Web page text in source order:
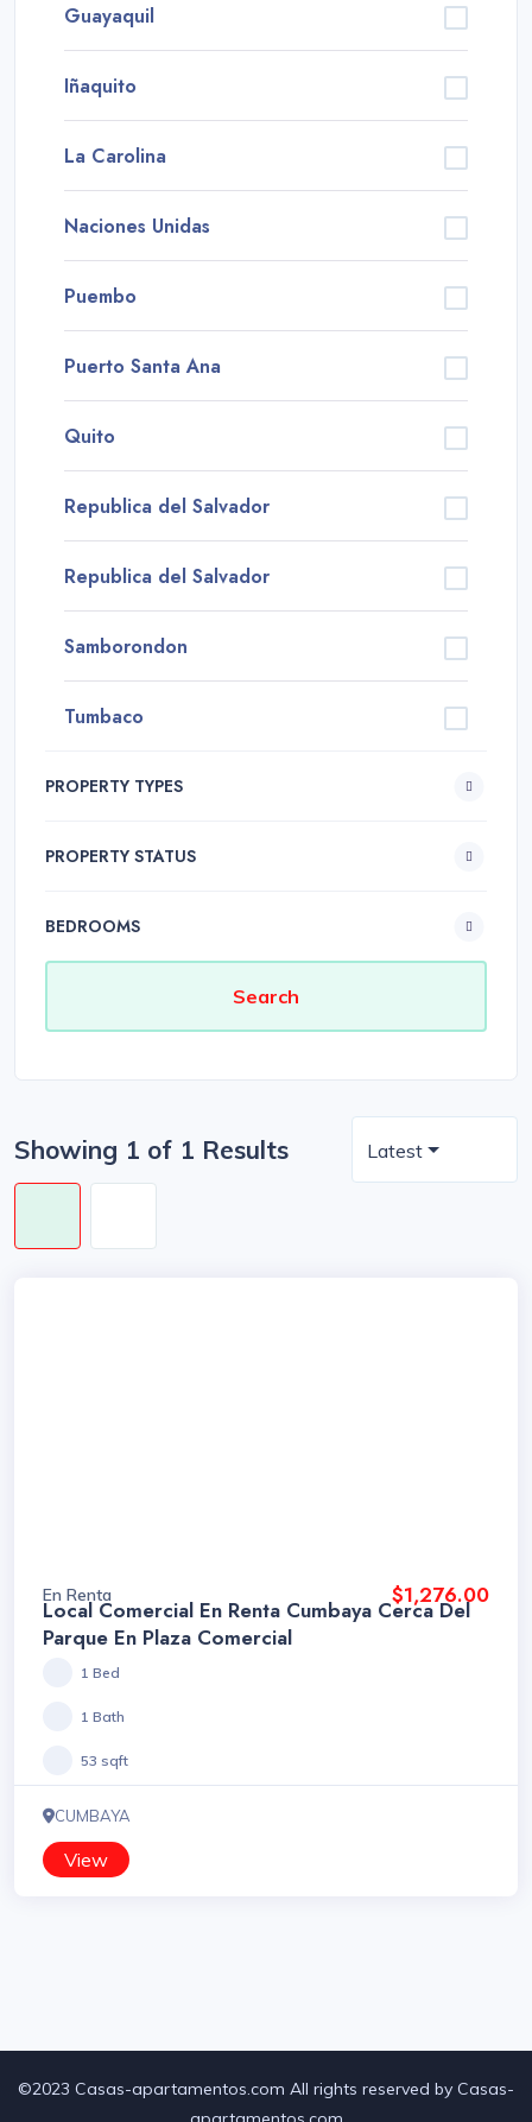
Guayaquil
Iñaquito
La Carolina
Naciones Unidas
Puembo
Puerto Santa Ana
Quito
Republica del Salvador
Republica del Salvador
Samborondon
Tumbaco
PROPERTY TYPES
PROPERTY STATUS
BEDROOMS
Showing 1 of 1 Results Latest
En Renta $1,276.00
Local Comercial En Renta Cumbaya Cerca Del
Parque En Plaza Comercial
1 Bed
1 Bath
53 sqft
CUMBAYA
View
©2023 Casas-apartamentos.com All rights reserved by Casas-